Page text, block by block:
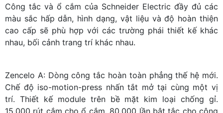
Công tắc và ổ cắm của Schneider Electric đầy đủ các
màu sắc hấp dẫn, hình dạng, vật liệu và độ hoàn thiện
cao cấp sẽ phù hợp với các trường phái thiết kế khác
nhau, bối cảnh trang trí khác nhau.
Zencelo A: Dòng công tắc hoàn toàn phẳng thế hệ mới.
Chế độ iso-motion-press nhấn tắt mở tại cùng một vị
trí. Thiết kế module trên bề mặt kim loại chống gỉ.